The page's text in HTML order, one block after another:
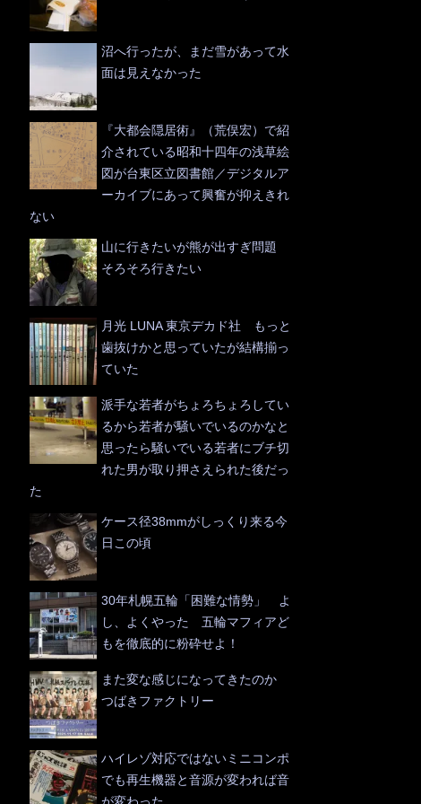
沼へ行ったが、まだ雪があって水
面は見えなかった
『大都会隠居術』（荒俣宏）で紹
介されている昭和十四年の浅草絵
図が台東区立図書館／デジタルア
ーカイブにあって興奮が抑えきれ
ない
山に行きたいが熊が出すぎ問題
そろそろ行きたい
月光 LUNA 東京デカド社 もっと
歯抜けかと思っていたが結構揃っ
ていた
派手な若者がちょろちょろしてい
るから若者が騒いでいるのかなと
思ったら騒いでいる若者にブチ切
れた男が取り押さえられた後だっ
た
ケース径38mmがしっくり来る今
日この頃
30年札幌五輪「困難な情勢」 よ
し、よくやった 五輪マフィアど
もを徹底的に粉砕せよ！
また変な感じになってきたのか
つばきファクトリー
ハイレゾ対応ではないミニコンポ
でも再生機器と音源が変われば音